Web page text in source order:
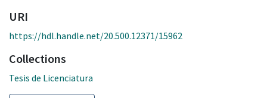
URI
https://hdl.handle.net/20.500.12371/15962
Collections
Tesis de Licenciatura